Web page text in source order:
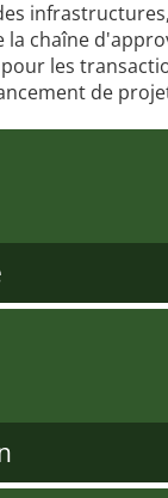
chaîne
les
de